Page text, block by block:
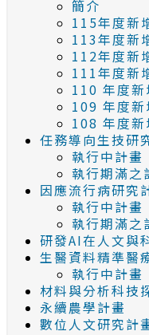
簡介
115年度新
113年度新
112年度新
111年度新
110 年度新
109 年度新
108 年度新
任務導向生技研
執行中計畫
執行期滿之
因應流行病研究
執行中計畫
執行期滿之
研發AI在人文與
生醫資料精準醫
執行中計畫
材料與分析科技
永續農學計畫
數位人文研究計